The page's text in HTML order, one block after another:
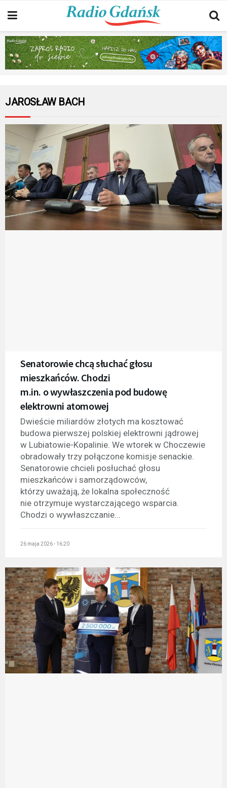
JAROSŁAW BACH
Senatorowie chcą słuchać głosu
mieszkańców. Chodzi
m.in. o wywłaszczenia pod budowę
elektrowni atomowej
Dwieście miliardów złotych ma kosztować
budowa pierwszej polskiej elektrowni jądrowej
w Lubiatowie-Kopalinie. We wtorek w Choczewie
obradowały trzy połączone komisje senackie.
Senatorowie chcieli posłuchać głosu
mieszkańców i samorządowców,
którzy uważają, że lokalna społeczność
nie otrzymuje wystarczającego wsparcia.
Chodzi o wywłaszczanie...
26 maja 2026 - 16:20